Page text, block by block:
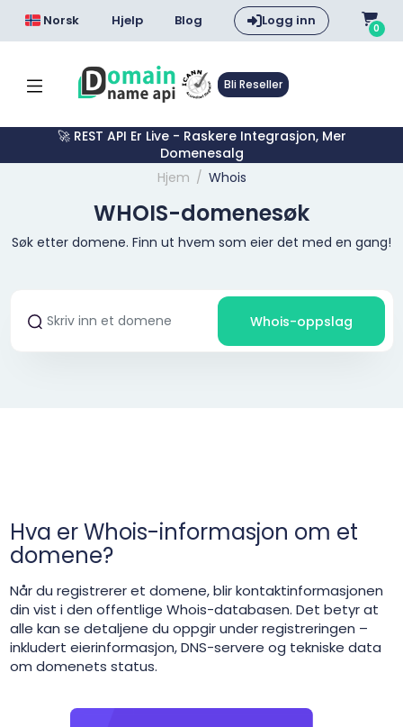
Norsk Hjelp Blog Logg inn 0
Bli Reseller
🚀 REST API Er Live - Raskere Integrasjon, Mer
Domenesalg
Hjem
Whois
WHOIS-domenesøk
Søk etter domene. Finn ut hvem som eier det med en gang!
Whois-oppslag
Hva er Whois-informasjon om et
domene?
Når du registrerer et domene, blir kontaktinformasjonen
din vist i den offentlige Whois-databasen. Det betyr at
alle kan se detaljene du oppgir under registreringen –
inkludert eierinformasjon, DNS-servere og tekniske data
om domenets status.